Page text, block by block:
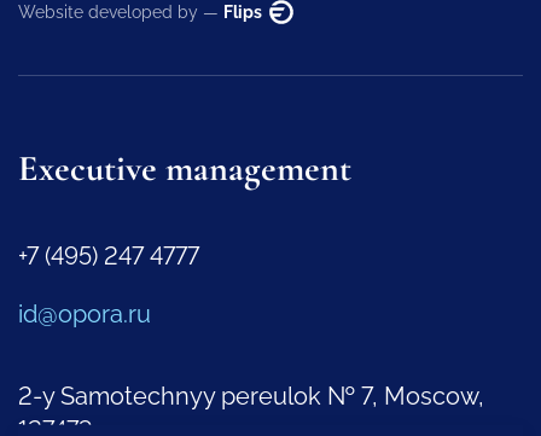
Website developed by — Flips
Executive management
+7 (495) 247 4777
id@opora.ru
2-y Samotechnyy pereulok № 7, Moscow,
127473